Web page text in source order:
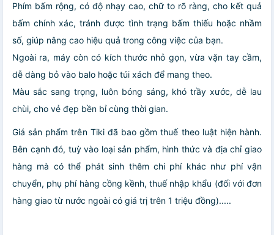
Phím bấm rộng, có độ nhạy cao, chữ to rõ ràng, cho kết quả
bấm chính xác, tránh được tình trạng bấm thiếu hoặc nhầm
số, giúp nâng cao hiệu quả trong công việc của bạn.
Ngoài ra, máy còn có kích thước nhỏ gọn, vừa vặn tay cầm,
dễ dàng bỏ vào balo hoặc túi xách để mang theo.
Màu sắc sang trọng, luôn bóng sáng, khó trầy xước, dễ lau
chùi, cho vẻ đẹp bền bỉ cùng thời gian.
Giá sản phẩm trên Tiki đã bao gồm thuế theo luật hiện hành.
Bên cạnh đó, tuỳ vào loại sản phẩm, hình thức và địa chỉ giao
hàng mà có thể phát sinh thêm chi phí khác như phí vận
chuyển, phụ phí hàng cồng kềnh, thuế nhập khẩu (đối với đơn
hàng giao từ nước ngoài có giá trị trên 1 triệu đồng).....